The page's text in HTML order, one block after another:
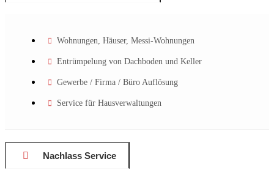
Wohnungen, Häuser, Messi-Wohnungen
Entrümpelung von Dachboden und Keller
Gewerbe / Firma / Büro Auflösung
Service für Hausverwaltungen
Nachlass Service